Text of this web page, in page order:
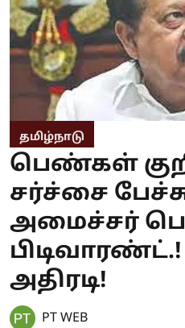
தமிழ்நாடு
பெண்கள்
சர்ச்சை
அமைச்சர்
அதிரடி!
PT WEB